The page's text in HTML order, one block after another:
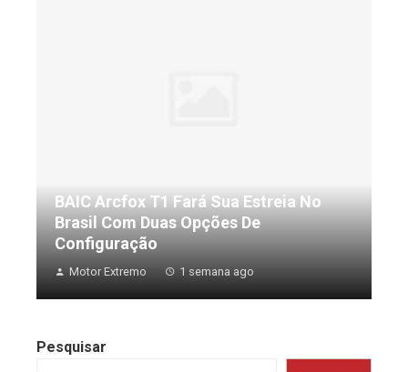
BAIC Arcfox T1 Fará Sua Estreia No
Brasil Com Duas Opções De
Configuração
Motor Extremo 1 semana ago
Pesquisar